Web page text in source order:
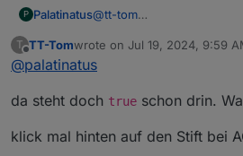
P Palatinatus@tt-tom
T
Offline
TT-Tomwrote on Jul 19, 2024, 9:59
last edited by
@palatinatus
da steht doch true schon drin.
klick mal hinten auf den Stift bei